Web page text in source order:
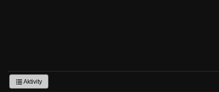
Aktivity